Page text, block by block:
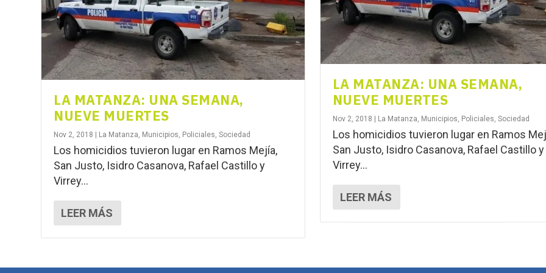
LA MATANZA: UNA SEMANA,
NUEVE MUERTES
Nov 2, 2018 | La Matanza Municipios Policiales ,Sociedad
Los homicidios tuvieron lugar en Ramos Mejía,
San Justo, Isidro Casanova, Rafael Castillo y
Virrey...
LEER MÁS
LA MATANZA: UNA SEMANA,
NUEVE MUERTES
Nov 2, 2018 | La Matanza Municipios Policiales Sociedad
Los homicidios tuvieron lugar en Ramos
San Justo, Isidro Casanova, Rafael Castillo y
Virrey...
LEER MÁS